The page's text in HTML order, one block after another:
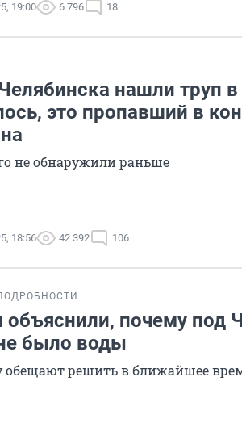
19:00 6 796 18
нашли труп в
это пропавший в
не обнаружили раньше
18:56 42 392 106
объяснили, почему под
было воды
обещают решить в ближайшее